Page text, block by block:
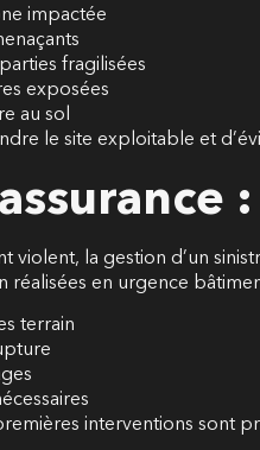
impactée
fragilisées
exposées
au sol
le site exploitable et
violent, la gestion d’un
réalisées en urgence
terrain
interventions sont